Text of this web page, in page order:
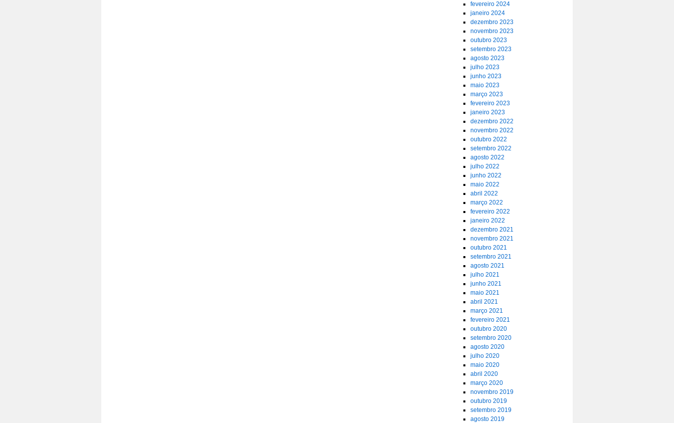
fevereiro 2024
janeiro 2024
dezembro 2023
novembro 2023
outubro 2023
setembro 2023
agosto 2023
julho 2023
junho 2023
maio 2023
março 2023
fevereiro 2023
janeiro 2023
dezembro 2022
novembro 2022
outubro 2022
setembro 2022
agosto 2022
julho 2022
junho 2022
maio 2022
abril 2022
março 2022
fevereiro 2022
janeiro 2022
dezembro 2021
novembro 2021
outubro 2021
setembro 2021
agosto 2021
julho 2021
junho 2021
maio 2021
abril 2021
março 2021
fevereiro 2021
outubro 2020
setembro 2020
agosto 2020
julho 2020
maio 2020
abril 2020
março 2020
novembro 2019
outubro 2019
setembro 2019
agosto 2019